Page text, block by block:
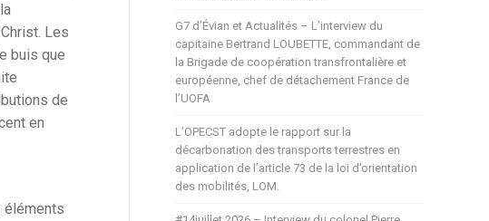
Les
buis que
de
en
éléments
G7 d’Évian et Actualités – L’interview du
capitaine Bertrand LOUBETTE, commandant de
la Brigade de coopération transfrontalière et
européenne, chef de détachement France de
l’UOFA
L’OPECST adopte le rapport sur la
décarbonation des transports terrestres en
application de l’article 73 de la loi d’orientation
des mobilités, LOM.